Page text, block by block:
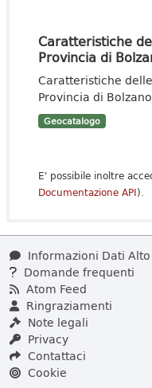
Caratteristiche
Provincia di
Caratteristiche
Provincia di
Geocatalogo
E' possibile inoltre
Documentazione API).
Informazioni Dati
Domande frequenti
Atom Feed
Ringraziamenti
Note legali
Privacy
Contattaci
Cookie